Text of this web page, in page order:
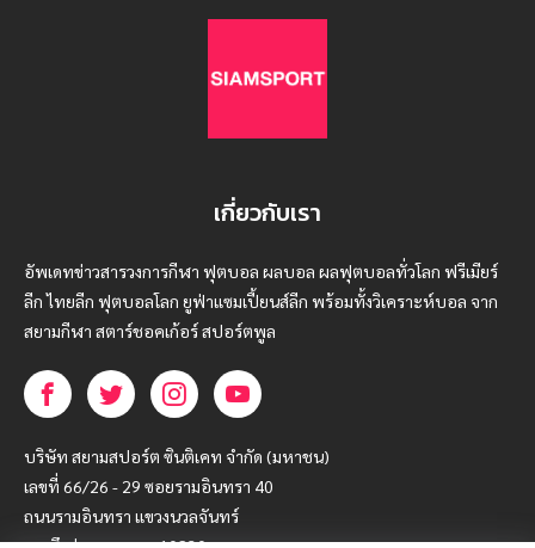
เกี่ยวกับเรา
อัพเดทข่าวสารวงการกีฬา ฟุตบอล ผลบอล ผลฟุตบอลทั่วโลก ฟรีเมียร์
ลีก ไทยลีก ฟุตบอลโลก ยูฟ่าแซมเปี้ยนส์ลีก พร้อมทั้งวิเคราะห์บอล จาก
สยามกีฬา สตาร์ชอคเก้อร์ สปอร์ตพูล
บริษัท สยามสปอร์ต ซินติเคท จำกัด (มหาชน)
เลขที่ 66/26 - 29 ซอยรามอินทรา 40
ถนนรามอินทรา แขวงนวลจันทร์